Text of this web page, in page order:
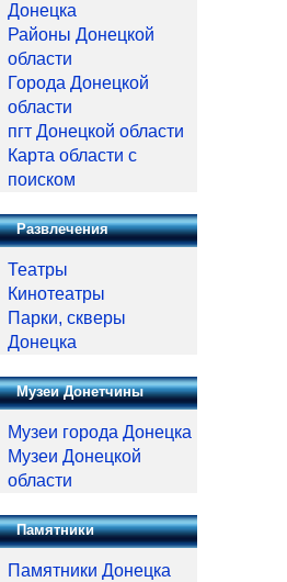
Донецка
Районы Донецкой
области
Города Донецкой
области
пгт Донецкой области
Карта области с
поиском
Развлечения
Театры
Кинотеатры
Парки, скверы
Донецка
Музеи Донетчины
Музеи города Донецка
Музеи Донецкой
области
Памятники
Памятники Донецка